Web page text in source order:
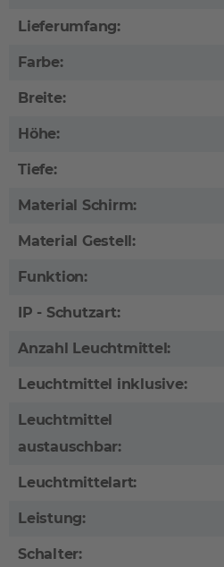
Lieferumfang:
Farbe:
Breite:
Höhe:
Tiefe:
Material Schirm:
Material Gestell:
Funktion:
IP - Schutzart:
Anzahl Leuchtmittel:
Leuchtmittel inklusive:
Leuchtmittel
austauschbar:
Leuchtmittelart:
Leistung:
Schalter: